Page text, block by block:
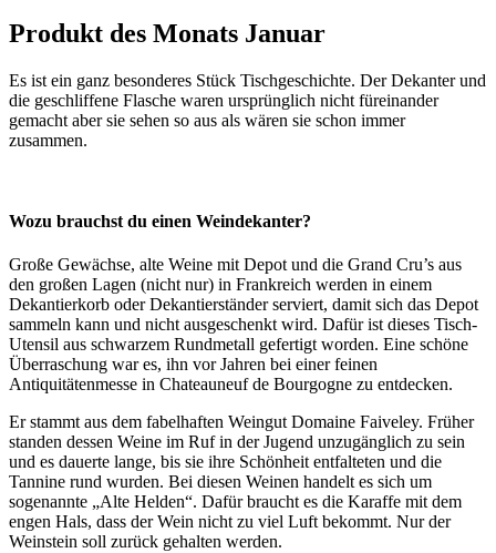
Produkt des Monats Januar
Es ist ein ganz besonderes Stück Tischgeschichte. Der Dekanter und
die geschliffene Flasche waren ursprünglich nicht füreinander
gemacht aber sie sehen so aus als wären sie schon immer
zusammen.
Wozu brauchst du einen Weindekanter?
Große Gewächse, alte Weine mit Depot und die Grand Cru’s aus
den großen Lagen (nicht nur) in Frankreich werden in einem
Dekantierkorb oder Dekantierständer serviert, damit sich das Depot
sammeln kann und nicht ausgeschenkt wird. Dafür ist dieses Tisch-
Utensil aus schwarzem Rundmetall gefertigt worden. Eine schöne
Überraschung war es, ihn vor Jahren bei einer feinen
Antiquitätenmesse in Chateauneuf de Bourgogne zu entdecken.
Er stammt aus dem fabelhaften Weingut Domaine Faiveley. Früher
standen dessen Weine im Ruf in der Jugend unzugänglich zu sein
und es dauerte lange, bis sie ihre Schönheit entfalteten und die
Tannine rund wurden. Bei diesen Weinen handelt es sich um
sogenannte „Alte Helden“. Dafür braucht es die Karaffe mit dem
engen Hals, dass der Wein nicht zu viel Luft bekommt. Nur der
Weinstein soll zurück gehalten werden.